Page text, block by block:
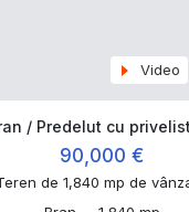
Video
/ Predelut cu
90,000 €
de 1,840 mp de